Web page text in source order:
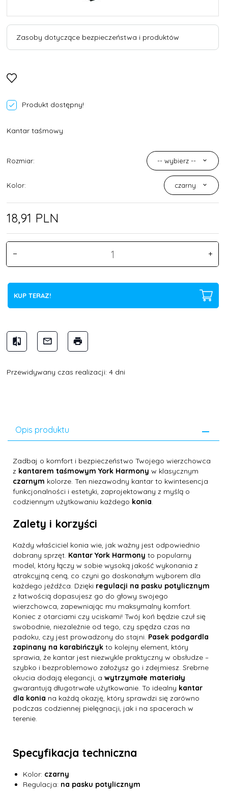
Zasoby dotyczące bezpieczeństwa i produktów
Produkt dostępny!
Kantar taśmowy
Rozmiar: -- wybierz --
Kolor: czarny
18,91 PLN
KUP TERAZ!
Przewidywany czas realizacji: 4 dni
Opis produktu
Zadbaj o komfort i bezpieczeństwo Twojego wierzchowca
z kantarem taśmowym York Harmony w klasycznym
czarnym kolorze. Ten niezawodny kantar to kwintesencja
funkcjonalności i estetyki, zaprojektowany z myślą o
codziennym użytkowaniu każdego konia.
Zalety i korzyści
Każdy właściciel konia wie, jak ważny jest odpowiednio
dobrany sprzęt. Kantar York Harmony to popularny
model, który łączy w sobie wysoką jakość wykonania z
atrakcyjną ceną, co czyni go doskonałym wyborem dla
każdego jeźdźca. Dzięki regulacji na pasku potylicznym
z łatwością dopasujesz go do głowy swojego
wierzchowca, zapewniając mu maksymalny komfort.
Koniec z otarciami czy uciskami! Twój koń będzie czuł się
swobodnie, niezależnie od tego, czy spędza czas na
padoku, czy jest prowadzony do stajni. Pasek podgardla
zapinany na karabińczyk to kolejny element, który
sprawia, że kantar jest niezwykle praktyczny w obsłudze –
szybko i bezproblemowo założysz go i zdejmiesz. Srebrne
okucia dodają elegancji, a wytrzymałe materiały
gwarantują długotrwałe użytkowanie. To idealny kantar
dla konia na każdą okazję, który sprawdzi się zarówno
podczas codziennej pielęgnacji, jak i na spacerach w
terenie.
Specyfikacja techniczna
Kolor: czarny
Regulacja: na pasku potylicznym